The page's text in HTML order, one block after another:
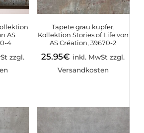
AS
4
zzgl.
Tapete grau kupfer,
Kollektion Stories of Life von
AS Création, 39670-2
25.95€ inkl. MwSt zzgl.
Versandkosten